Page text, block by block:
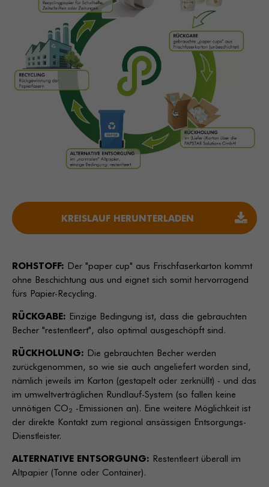
ROHSTOFF: Der "paper cup" aus Frischfaserkarton kommt
ohne Beschichtung aus und eignet sich somit hervorragend
fürs Papier-Recycling.
RÜCKGABE: Einzige Bedingung ist, dass die gebrauchten
Becher "restentleert", also optimal ausgeschöpft sind.
RÜCKHOLUNG: Die gebrauchten Becher werden
zurückgenommen, so wie sie auch angeliefert worden sind,
nämlich jeweils im Karton (gestapelt oder zerknüllt) - und das
im umweltverträglichen Rundlauf-System (so fallen keine
unnötigen CO₂ -Emissionen an). Eine weitere Möglichkeit ist
der direkte Kontakt zum regional ansässigen Entsorgungs-
Dienstleister.
ALTERNATIVE ENTSORGUNG: Restentleert überall im
Altpapier (Tonne oder Container).
KREISLAUF HERUNTERLADEN